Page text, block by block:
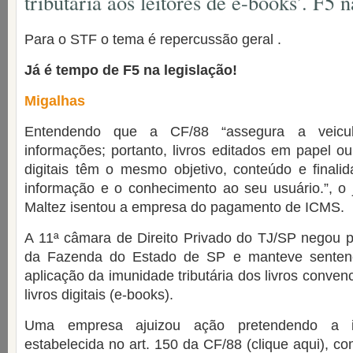
Para o STF o tema é repercussão geral .
Já é tempo de F5 na legislação!
Migalhas
Entendendo que a CF/88 “assegura a
informações; portanto, livros editados em papel
digitais têm o mesmo objetivo, conteúdo e
informação e o conhecimento ao seu usuário.”,
Maltez isentou a empresa do pagamento de ICMS.
A 11ª câmara de Direito Privado do TJ/SP negou
da Fazenda do Estado de SP e manteve
aplicação da imunidade tributária dos livros
livros digitais (e-books).
Uma empresa ajuizou ação pretendendo a
estabelecida no art. 150 da CF/88 (clique aqui),